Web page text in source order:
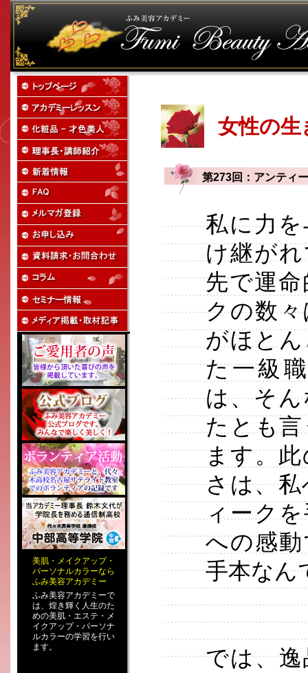
美肌 ・ メイクアップ・
パーソナルカラーなら
ふみ美容アカデミー
ふみ美容アカデミーで
は、煌き輝く人生のた
めの美肌・エステ ・ メ
イクアップ・ パーソナ
ルカラーの学習を行い
ます。
女性の
第273回：アンティ
私に力
け継が
先で運
クの数
がほと
た一級
は、そ
たとも
ます。
さは、
ィーク
への感
手本なん
では、